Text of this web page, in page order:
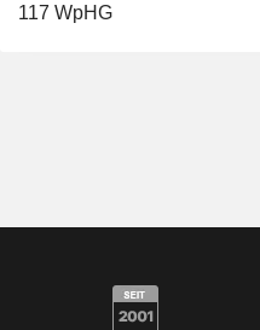
117 WpHG